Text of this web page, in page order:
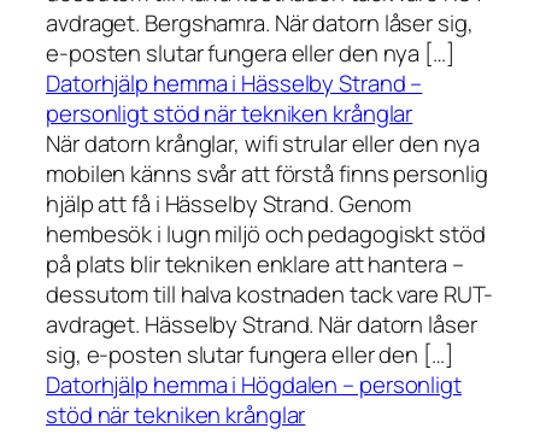
avdraget. Bergshamra. När datorn låser sig,
e-posten slutar fungera eller den nya […]
Datorhjälp hemma i Hässelby Strand –
personligt stöd när tekniken krånglar
När datorn krånglar, wifi strular eller den nya
mobilen känns svår att förstå finns personlig
hjälp att få i Hässelby Strand. Genom
hembesök i lugn miljö och pedagogiskt stöd
på plats blir tekniken enklare att hantera –
dessutom till halva kostnaden tack vare RUT-
avdraget. Hässelby Strand. När datorn låser
sig, e-posten slutar fungera eller den […]
Datorhjälp hemma i Högdalen – personligt
stöd när tekniken krånglar